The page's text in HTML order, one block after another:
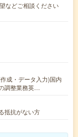
などご相談ください
成・データ入力)国内
調整業務英…
抵抗がない方